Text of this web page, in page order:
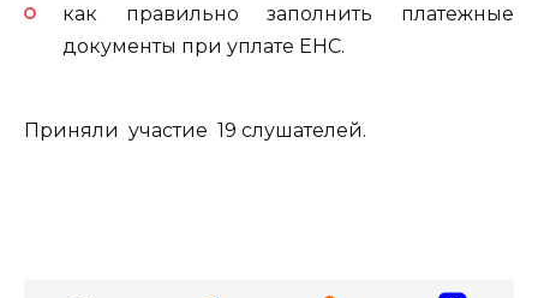
как правильно заполнить платежные
документы при уплате ЕНС.
Приняли участие 19 слушателей.